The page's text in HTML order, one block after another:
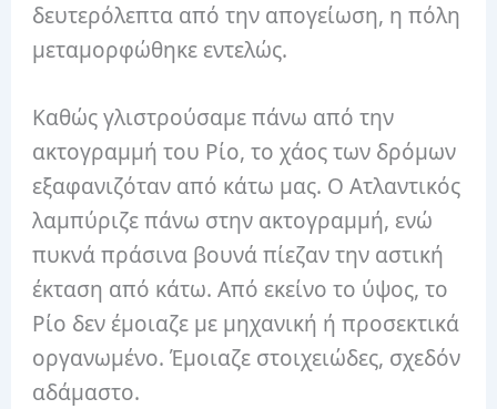
δευτερόλεπτα από την απογείωση, η πόλη
μεταμορφώθηκε εντελώς.
Καθώς γλιστρούσαμε πάνω από την
ακτογραμμή του Ρίο, το χάος των δρόμων
εξαφανιζόταν από κάτω μας. Ο Ατλαντικός
λαμπύριζε πάνω στην ακτογραμμή, ενώ
πυκνά πράσινα βουνά πίεζαν την αστική
έκταση από κάτω. Από εκείνο το ύψος, το
Ρίο δεν έμοιαζε με μηχανική ή προσεκτικά
οργανωμένο. Έμοιαζε στοιχειώδες, σχεδόν
αδάμαστο.